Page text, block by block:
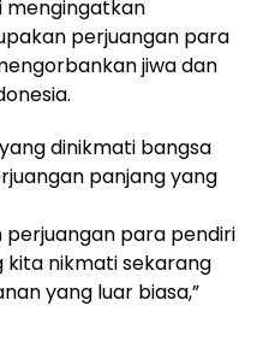
mengingatkan
perjuangan para
jiwa dan
dinikmati bangsa
panjang yang
para pendiri
kita nikmati sekarang
yang luar biasa,”